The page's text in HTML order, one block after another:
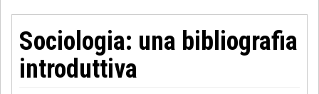
Sociologia: una bibliografia
introduttiva